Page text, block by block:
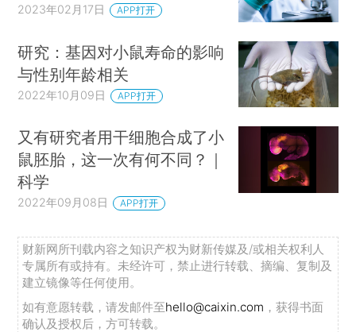
2023年02月17日 APP打开
研究：基因对小鼠寿命的影响
与性别年龄相关
2022年10月09日 APP打开
又有研究者用干细胞合成了小
鼠胚胎，这一次有何不同？｜
科学
2022年09月08日 APP打开
财新网所刊载内容之知识产权为财新传媒及/或相关权利人
专属所有或持有。未经许可，禁止进行转载、摘编、复制及
建立镜像等任何使用。
如有意愿转载，请发邮件至hello@caixin.com ，获得书面
确认及授权后，方可转载。